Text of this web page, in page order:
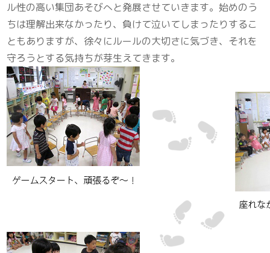
ル性の高い集団あそびへと発展させていきます。始めのう
ちは理解出来なかったり、負けて泣いてしまったりするこ
ともありますが、徐々にルールの大切さに気づき、それを
守ろうとする気持ちが芽生えてきます。